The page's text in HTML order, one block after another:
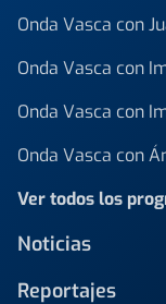
Onda Vasca con
Onda Vasca con
Onda Vasca con
Onda Vasca con
Ver todos los
Noticias
Reportajes